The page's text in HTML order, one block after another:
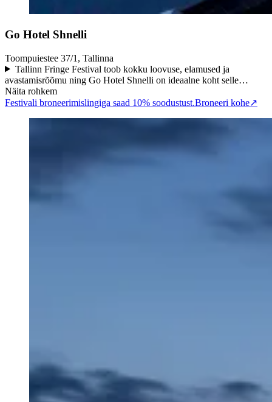
Go Hotel Shnelli
Toompuiestee 37/1, Tallinna
Tallinn Fringe Festival toob kokku loovuse, elamused ja
avastamisrõõmu ning Go Hotel Shnelli on ideaalne koht selle…
Näita rohkem
Festivali broneerimislingiga saad 10% soodustust.Broneeri kohe↗